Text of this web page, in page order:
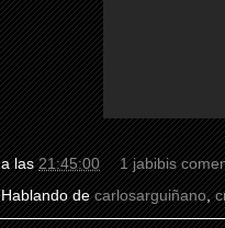
a las21:45:00
1 jabibis
Hablando decarlosarguiñano,